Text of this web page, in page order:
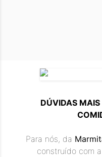
DÚVIDAS MAIS
Para nós, da
construído com